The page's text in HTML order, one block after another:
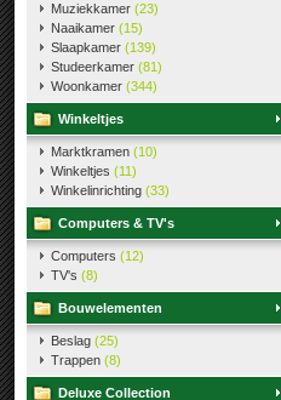
Muziekkamer (23)
Naaikamer (15)
Slaapkamer (139)
Studeerkamer (81)
Woonkamer (344)
Winkeltjes
Marktkramen (10)
Winkeltjes (11)
Winkelinrichting (33)
Computers & TV's
Computers (12)
TV's (8)
Bouwelementen
Beslag (25)
Trappen (8)
Deluxe Collection